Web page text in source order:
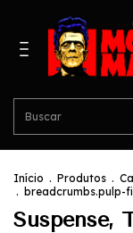
Início . Produtos .
. breadcrumbs.pulp-
Suspense,